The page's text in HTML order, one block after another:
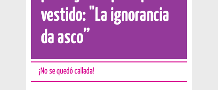
vestido: "La ignorancia
da asco”
¡No se quedó callada!